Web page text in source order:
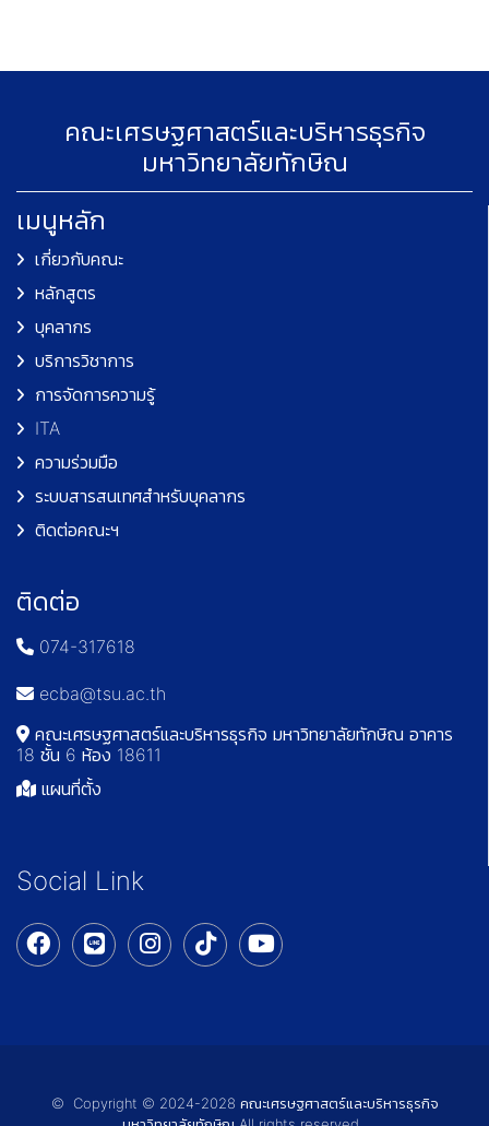
คณะเศรษฐศาสตร์และบริหารธุรกิจ
มหาวิทยาลัยทักษิณ
เมนูหลัก
เกี่ยวกับคณะ
หลักสูตร
บุคลากร
บริการวิชาการ
การจัดการความรู้
ITA
ความร่วมมือ
ระบบสารสนเทศสำหรับบุคลากร
ติดต่อคณะฯ
ติดต่อ
074-317618
ecba@tsu.ac.th
คณะเศรษฐศาสตร์และบริหารธุรกิจ มหาวิทยาลัยทักษิณ อาคาร
18 ชั้น 6 ห้อง 18611
แผนที่ตั้ง
Social Link
© Copyright © 2024-2028 คณะเศรษฐศาสตร์และบริหารธุรกิจ